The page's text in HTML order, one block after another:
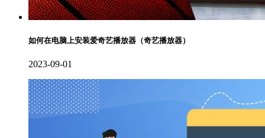
如何在电脑上安装爱奇艺播放器（奇艺播放器）
2023-09-01